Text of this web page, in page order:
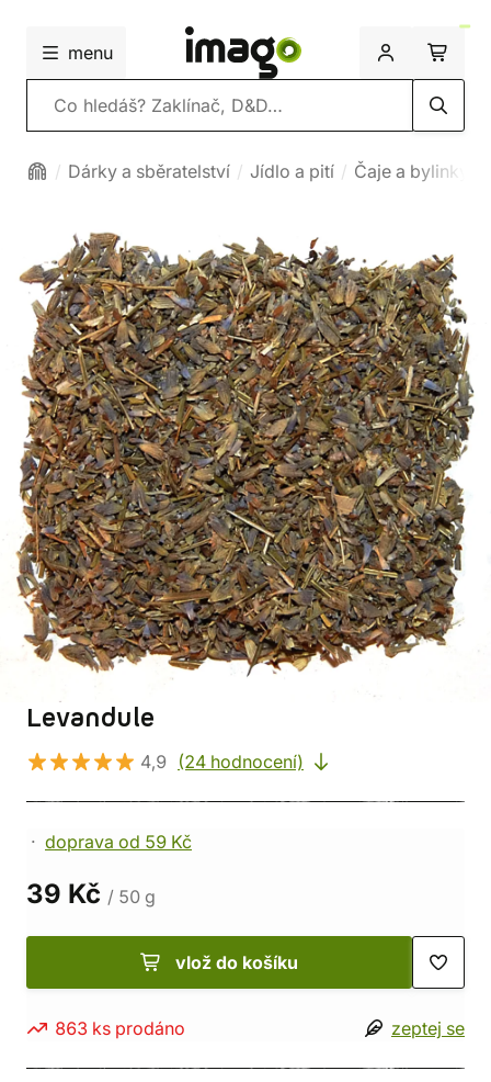
menu
Vyhledávání
Dárky a sběratelství Jídlo a pití Čaje a bylinky
Levandule
4,9 (24 hodnocení)
doprava od 59 Kč
39 Kč / 50 g
vlož do košíku
863 ks prodáno zeptej se